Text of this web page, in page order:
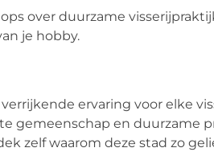
over duurzame
je hobby.
ervaring voor elke
gemeenschap en duurzame
zelf waarom deze stad zo